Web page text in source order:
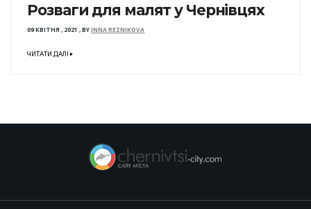
Розваги для малят у Чернівцях
09 КВІТНЯ , 2021 ,BYINNA REZNIKOVA
ЧИТАТИ ДАЛІ